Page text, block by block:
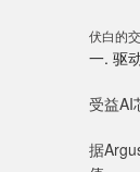
伏白的
一. 驱
受益AI
据